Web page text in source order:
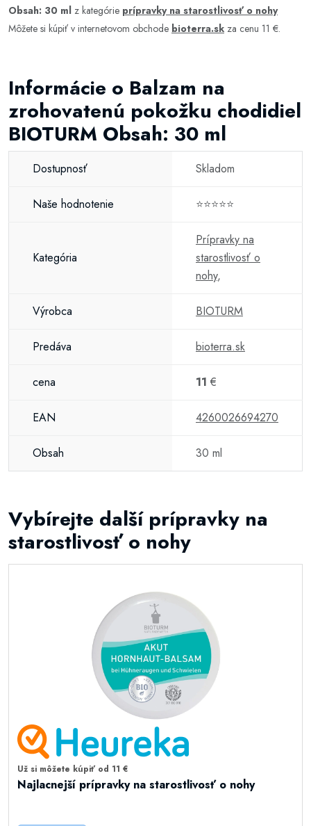
Obsah: 30 ml z kategórie prípravky na starostlivosť o nohy
Môžete si kúpiť v internetovom obchode bioterra.sk za cenu 11 €.
Informácie o Balzam na
zrohovatenú pokožku chodidiel
BIOTURM Obsah: 30 ml
Dostupnosť Skladom
Naše hodnotenie ⭐⭐⭐⭐⭐
Kategória
Prípravky na
starostlivosť o
nohy,
Výrobca BIOTURM
Predáva bioterra.sk
cena 11 €
EAN 4260026694270
Obsah 30 ml
Vybírejte další prípravky na
starostlivosť o nohy
Už si môžete kúpiť od 11 €
Najlacnejší prípravky na starostlivosť o nohy